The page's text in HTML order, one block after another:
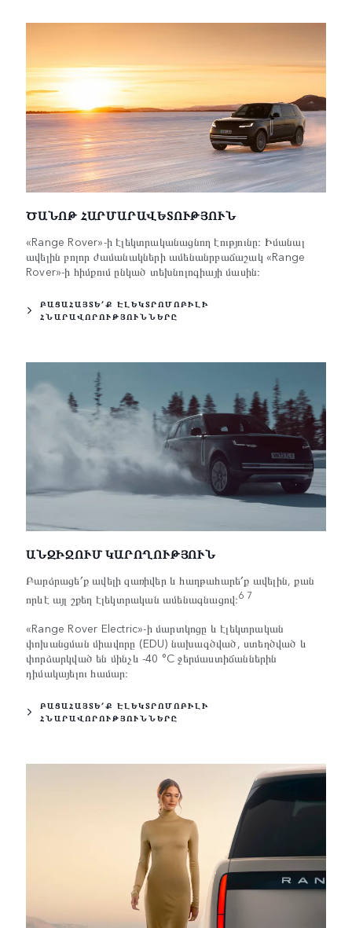
ԾԱՆՈԹ ՀԱՐՄԱՐԱՎԵՏՈՒԹՅՈՒՆ
«Range Rover»-ի էլեկտրականացնող էությունը։ Իմանալ
ավելին բոլոր ժամանակների ամենանրբաճաշակ «Range
Rover»-ի հիմքում ընկած տեխնոլոգիայի մասին։
ԲԱՑԱՀԱՅՏԵ՛Ք ԷԼԵԿՏՐՈՄՈԲԻԼԻ
ՀՆԱՐԱՎՈՐՈՒԹՅՈՒՆՆԵՐԸ
ԱՆԶԻՋՈՒՄ ԿԱՐՈՂՈՒԹՅՈՒՆ
Բարձրացե՛ք ավելի զառիվեր և հաղթահարե՛ք ավելին, քան
որևէ այլ շքեղ էլեկտրական ամենագնացով։6 7
«Range Rover Electric»-ի մարտկոցը և էլեկտրական
փոխանցման միավորը (EDU) նախագծված, ստեղծված և
փորձարկված են մինչև -40 °C ջերմաստիճաններին
դիմակայելու համար։
ԲԱՑԱՀԱՅՏԵ՛Ք ԷԼԵԿՏՐՈՄՈԲԻԼԻ
ՀՆԱՐԱՎՈՐՈՒԹՅՈՒՆՆԵՐԸ